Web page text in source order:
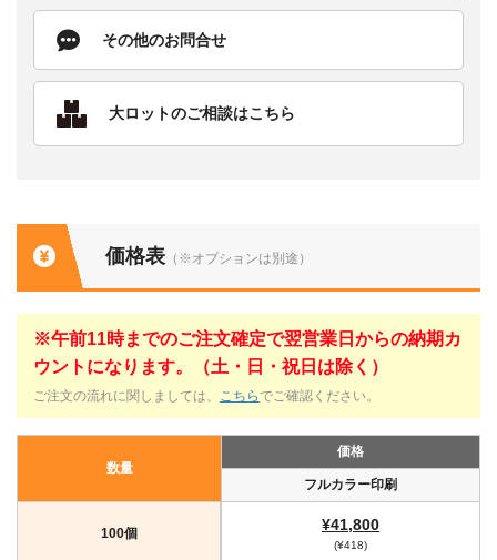
その他のお問合せ
大ロットのご相談はこちら
価格表 （※オプションは別途）
※午前11時までのご注文確定で翌営業日からの納期カ
ウントになります。（土・日・祝日は除く）
ご注文の流れに関しましては、 こちら でご確認ください。
数量
価格
フルカラー印刷
100個 ¥41,800
(¥418)